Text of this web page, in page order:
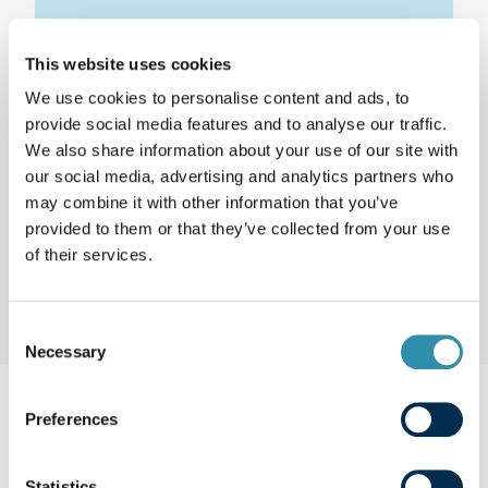
This website uses cookies
We use cookies to personalise content and ads, to
provide social media features and to analyse our traffic.
We also share information about your use of our site with
our social media, advertising and analytics partners who
may combine it with other information that you’ve
provided to them or that they’ve collected from your use
of their services.
Selection
Necessary
Preferences
100 000
tonnes d'ingrédients
laitiers par an
21 %